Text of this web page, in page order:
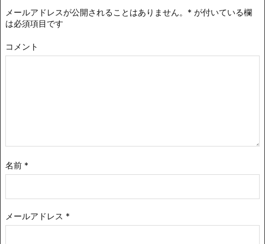
メールアドレスが公開されることはありません。 * が付いている欄
は必須項目です
コメント
名前 *
メールアドレス *